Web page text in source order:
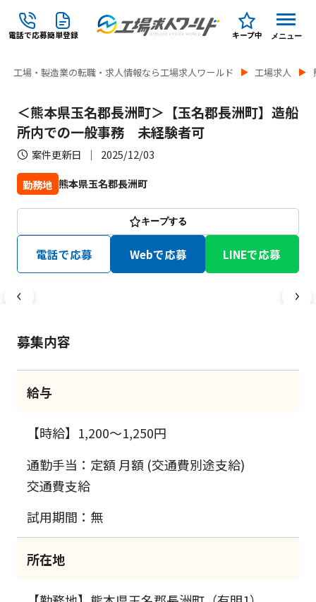
電話で応募簡単登録 キープ中 メニュー
工場・製造業の転職・求人情報なら工場求人ワールド 工場求人
＜熊本県玉名郡長洲町＞【玉名郡長洲町】造船
所内での一般事務 未経験者可
案件更新日 2025/12/03
勤務地 熊本県玉名郡長洲町
キープする
電話で応募 Webで応募 LINEで応募
募集内容
給与
【時給】1,200～1,250円
通勤手当：定額 月額 (交通費別途支給)
交通費支給
試用期間：無
所在地